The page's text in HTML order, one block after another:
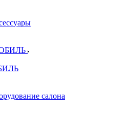
салона